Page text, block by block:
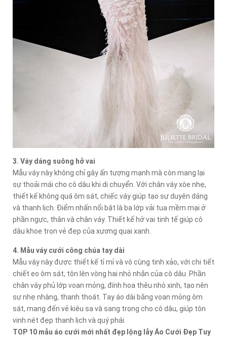
3. Váy dáng suông hở vai
Mẫu váy này không chỉ gây ấn tượng mạnh mà còn mang lại
sự thoải mái cho cô dâu khi di chuyển. Với chân váy xòe nhẹ,
thiết kế không quá ôm sát, chiếc váy giúp tạo sự duyên dáng
và thanh lịch. Điểm nhấn nổi bật là ba lớp vải tua mềm mại ở
phần ngực, thân và chân váy. Thiết kế hở vai tinh tế giúp cô
dâu khoe trọn vẻ đẹp của xương quai xanh.
4. Mẫu váy cưới công chúa tay dài
Mẫu váy này được thiết kế tỉ mỉ và vô cùng tinh xảo, với chi tiết
chiết eo ôm sát, tôn lên vòng hai nhỏ nhắn của cô dâu. Phần
chân váy phủ lớp voan mỏng, đính hoa thêu nhỏ xinh, tạo nên
sự nhẹ nhàng, thanh thoát. Tay áo dài bằng voan mỏng ôm
sát, mang đến vẻ kiêu sa và sang trọng cho cô dâu, giúp tôn
vinh nét đẹp thanh lịch và quý phái.
TOP 10 mẫu áo cưới mới nhất đẹp lộng lẫy Áo Cưới Đẹp Tuy